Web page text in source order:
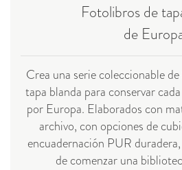
Fotolibros de
de
Crea una serie coleccionable
tapa blanda para conservar
por Europa. Elaborados con
archivo, con opciones de
encuadernación PUR
de comenzar una